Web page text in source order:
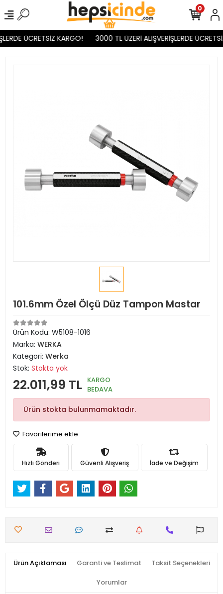
ÜCRETSİZ KARGO! 3000 TL ÜZERİ ALIŞVERİŞLERDE
0
101.6mm Özel Ölçü Düz Tampon Mastar
Ürün Kodu: W5108-1016
Marka: WERKA
Kategori: Werka
Stok: Stokta yok
22.011,99 TL KARGO
BEDAVA
Ürün stokta bulunmamaktadır.
Favorilerime ekle
Hızlı Gönderi Güvenli Alışveriş İade ve Değişim
Ürün Açıklaması Garanti ve Teslimat Taksit Seçenekleri
Yorumlar